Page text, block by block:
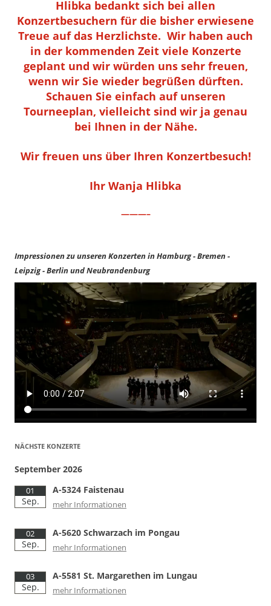
Hlibka bedankt sich bei allen
Konzertbesuchern für die bisher erwiesene
Treue auf das Herzlichste. Wir haben auch
in der kommenden Zeit viele Konzerte
geplant und wir würden uns sehr freuen,
wenn wir Sie wieder begrüßen dürften.
Schauen Sie einfach auf unseren
Tourneeplan, vielleicht sind wir ja genau
bei Ihnen in der Nähe.
Wir freuen uns über Ihren Konzertbesuch!
Ihr Wanja Hlibka
———–
Impressionen zu unseren Konzerten in Hamburg - Bremen -
Leipzig - Berlin und Neubrandenburg
NÄCHSTE KONZERTE
September 2026
01
Sep.
A-5324 Faistenau
mehr Informationen
02
Sep.
A-5620 Schwarzach im Pongau
mehr Informationen
03
Sep.
A-5581 St. Margarethen im Lungau
mehr Informationen